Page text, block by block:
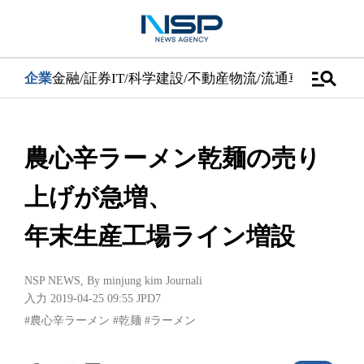
企業金融/証券IT/科学建設/不動産物流/流通車 医学/健康
manage_search
農心辛ラーメン乾麺の売り
上げが急増、
年末生産工場ライン増設
NSP NEWS, By minjung kim Journali
入力 2019-04-25 09:55 JPD7
#農心辛ラーメン #乾麺 #ラーメン